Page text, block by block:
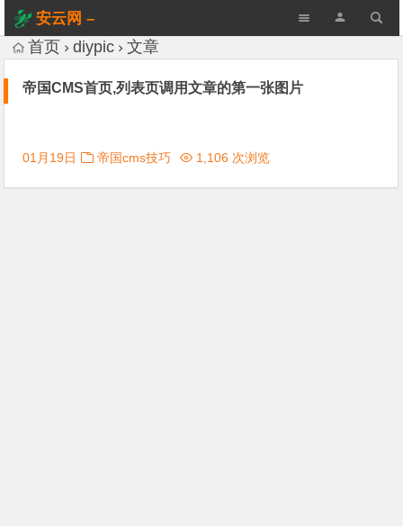
安云网 –
AnYun.ORG
首页 diypic 文章
帝国CMS首页,列表页调用文章的第一张图片
01月19日 帝国cms技巧 1,106 次浏览